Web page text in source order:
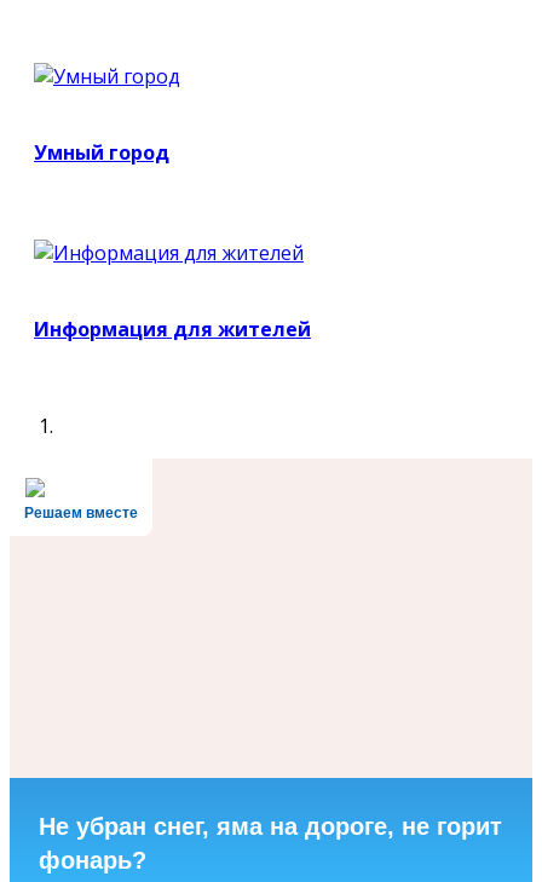
Умный город
Информация для жителей
Решаем вместе
Не убран снег, яма на дороге, не горит
фонарь?